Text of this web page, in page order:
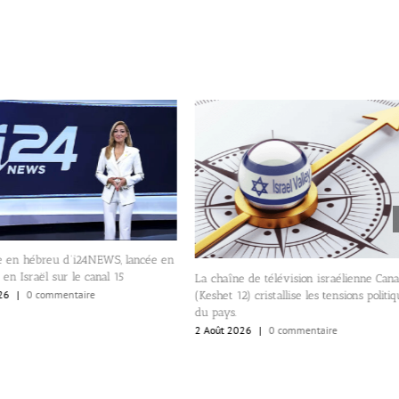
en hébreu d’i24NEWS, lancée en
Israël sur le canal 15
| 0 commentaire
La chaîne de télévision israélienne
(Keshet 12) cristallise les tensions
du pays.
2 Août 2026 | 0 commentaire